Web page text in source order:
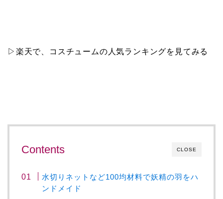
▷楽天で、コスチュームの人気ランキングを見てみる
CLOSE
Contents
水切りネットなど100均材料で妖精の羽をハ
ンドメイド